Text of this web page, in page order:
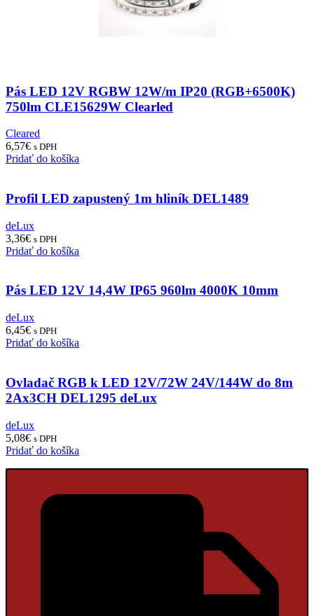
Pás LED 12V RGBW 12W/m IP20 (RGB+6500K)
750lm CLE15629W Clearled
Cleared
6,57€ s DPH
Pridať do košíka
Profil LED zapustený 1m hliník DEL1489
deLux
3,36€ s DPH
Pridať do košíka
Pás LED 12V 14,4W IP65 960lm 4000K 10mm
deLux
6,45€ s DPH
Pridať do košíka
Ovladač RGB k LED 12V/72W 24V/144W do 8m
2Ax3CH DEL1295 deLux
deLux
5,08€ s DPH
Pridať do košíka